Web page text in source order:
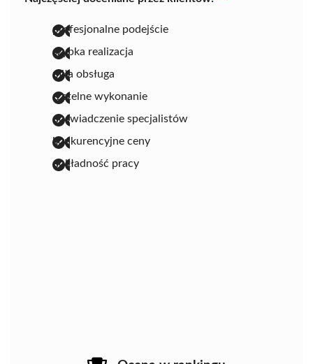
profesjonalne podejście
szybka realizacja
miła obsługa
rzetelne wykonanie
doświadczenie specjalistów
konkurencyjne ceny
dokładność pracy